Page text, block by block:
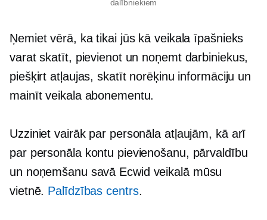
dalībniekiem
Ņemiet vērā, ka tikai jūs kā veikala īpašnieks
varat skatīt, pievienot un noņemt darbiniekus,
piešķirt atļaujas, skatīt norēķinu informāciju un
mainīt veikala abonementu.
Uzziniet vairāk par personāla atļaujām, kā arī
par personāla kontu pievienošanu, pārvaldību
un noņemšanu savā Ecwid veikalā mūsu
vietnē. Palīdzības centrs.